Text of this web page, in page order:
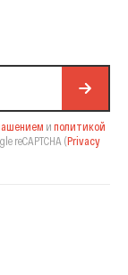
и политикой
reCAPTCHA (Privacy